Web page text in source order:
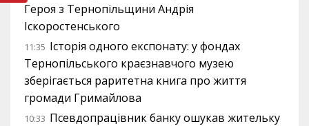
Героя з Тернопільщини Андрія
Іскоростенського
11:35 Історія одного експонату: у фондах
Тернопільського краєзнавчого музею
зберігається раритетна книга про життя
громади Гримайлова
10:33 Псевдопрацівник банку ошукав жительку